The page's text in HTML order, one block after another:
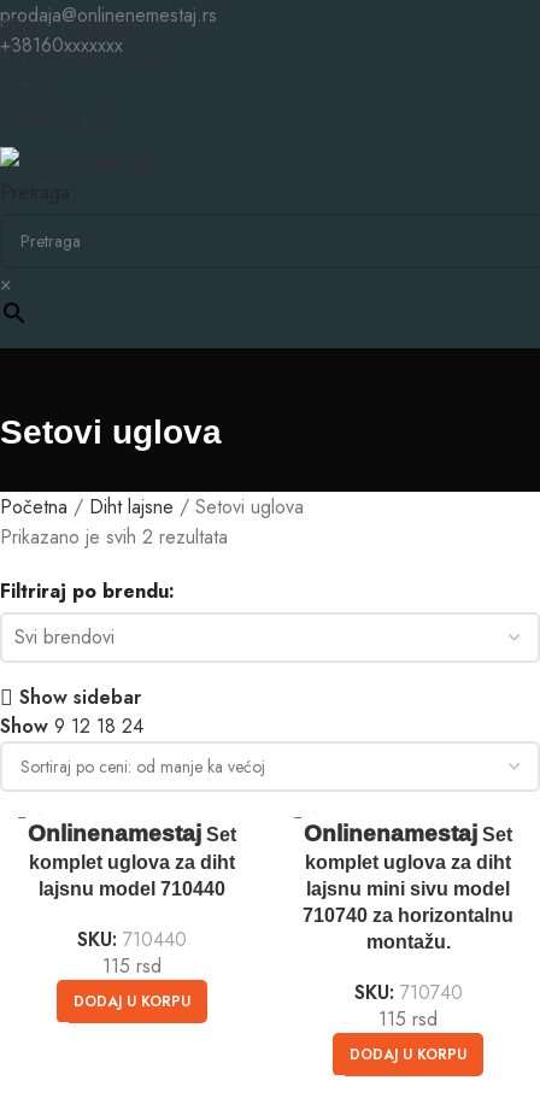
Skip to navigation
Skip to main content
prodaja@onlinenemestaj.rs
+38160xxxxxxx
×
Setovi uglova
Početna Diht lajsne
Setovi uglova
Prikazano je svih 2 rezultata
Filtriraj po brendu:
Show sidebar
Show 9 12 18 24
Onlinenamestaj Set
komplet uglova za diht
lajsnu model 710440
SKU: 710440
115 rsd
DODAJ U KORPU
Onlinenamestaj Set
komplet uglova za diht
lajsnu mini sivu model
710740 za horizontalnu
montažu.
SKU: 710740
115 rsd
DODAJ U KORPU